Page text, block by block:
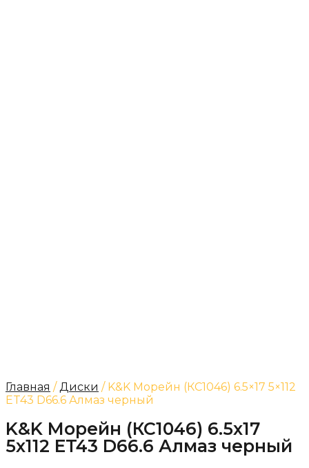
Главная /Диски / K&K Морейн (КС1046) 6.5×17 5×112
ET43 D66.6 Алмаз черный
K&K Морейн (КС1046) 6.5x17
5x112 ET43 D66.6 Алмаз черный